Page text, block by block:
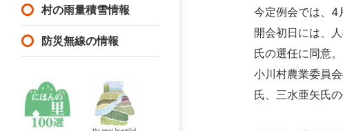
村の雨量積雪情報
防災無線の情報
今定例会では、4
開会初日には、
氏の選任に同意。
小川村農業委員
氏、三水亜矢氏